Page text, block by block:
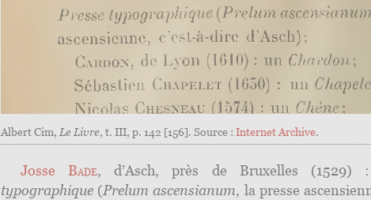
Albert Cim, Le Livre, t. III, p. 142 [156]. Source : Internet Archive.
Josse Bade, d’Asch, près de Bruxelles
typographique (Prelum ascensianum, la presse